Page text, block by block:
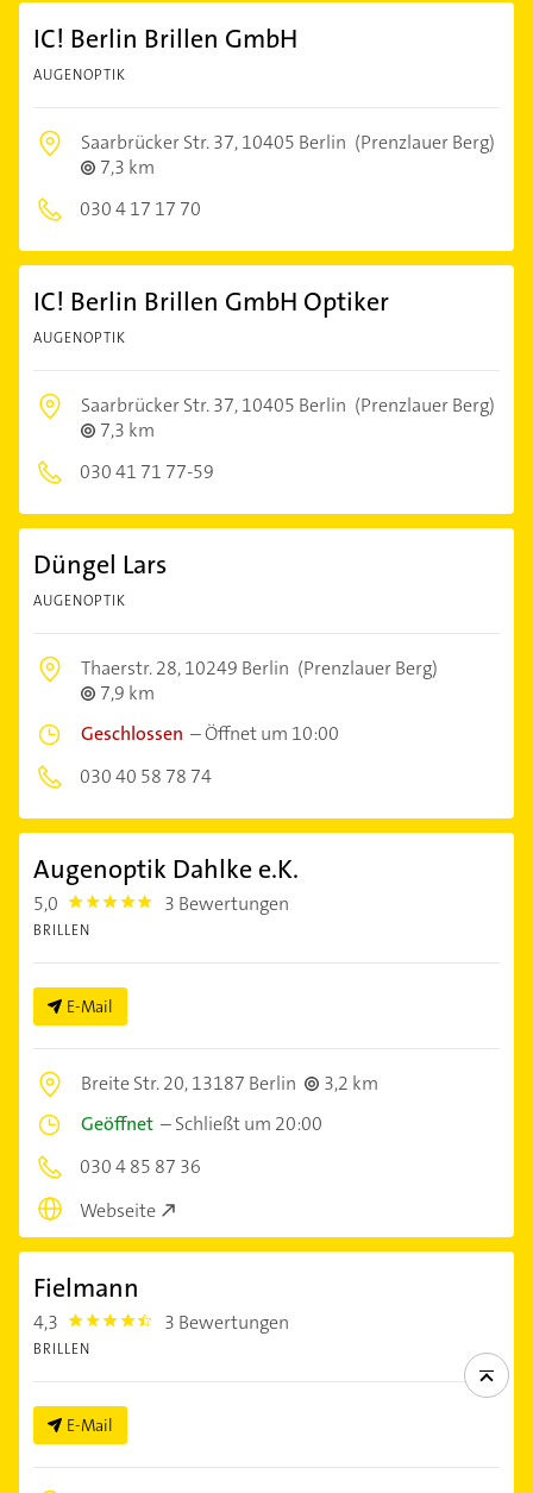
IC! Berlin Brillen GmbH
AUGENOPTIK
Saarbrücker Str. 37,10405 Berlin (Prenzlauer Berg)
7,3 km
030 4 17 17 70
IC! Berlin Brillen GmbH Optiker
AUGENOPTIK
Saarbrücker Str. 37,10405 Berlin (Prenzlauer Berg)
7,3 km
030 41 71 77-59
Düngel Lars
AUGENOPTIK
Thaerstr. 28,10249 Berlin (Prenzlauer Berg)
7,9 km
Geschlossen –Öffnet um 10:00
030 40 58 78 74
Augenoptik Dahlke e.K.
5,0 5.0 3 Bewertungen
BRILLEN
E-Mail
Breite Str. 20,13187 Berlin
3,2 km
Geöffnet –Schließt um 20:00
030 4 85 87 36
Webseite
Fielmann
4,3 4.3 3 Bewertungen
BRILLEN
E-Mail